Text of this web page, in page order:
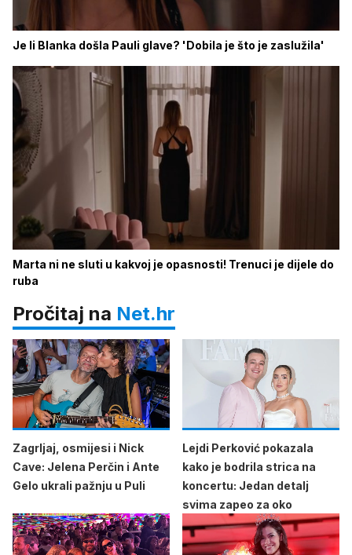
Je li Blanka došla Pauli glave? 'Dobila je što je zaslužila'
Marta ni ne sluti u kakvoj je opasnosti! Trenuci je dijele do
ruba
Pročitaj na Net.hr
Zagrljaj, osmijesi i Nick
Cave: Jelena Perčin i Ante
Gelo ukrali pažnju u Puli
Lejdi Perković pokazala
kako je bodrila strica na
koncertu: Jedan detalj
svima zapeo za oko